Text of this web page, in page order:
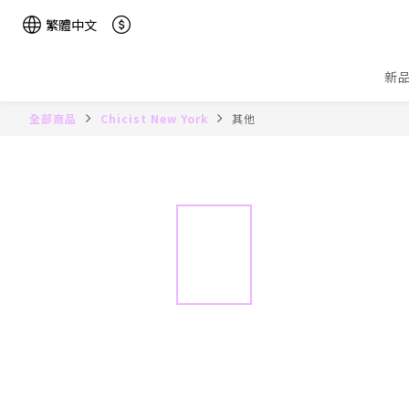
繁體中文
新
全部商品 Chicist New York 其他